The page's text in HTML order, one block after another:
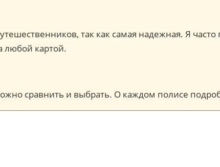
так как самая надежная. Я
любой картой.
сравнить и выбрать. О каждом полисе